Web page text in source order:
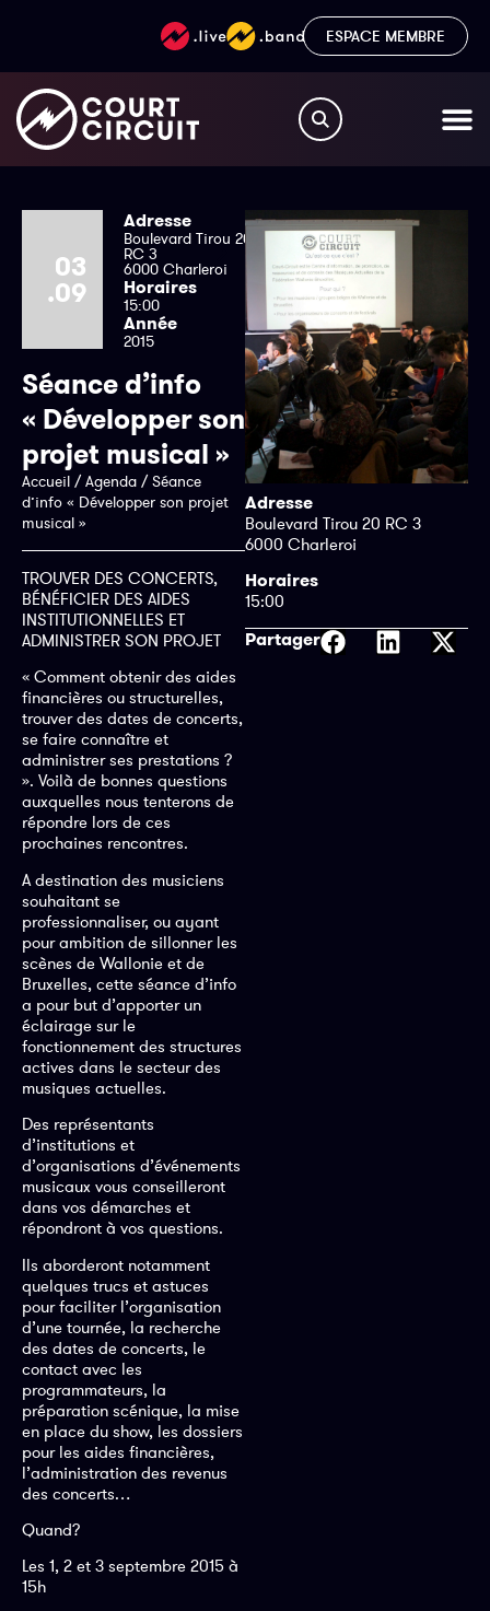
ESPACE MEMBRE
03
.09
Adresse
Boulevard Tirou 20
RC 3
6000 Charleroi
Horaires
15:00
Année
2015
Séance d’info
« Développer son
projet musical »
Accueil /Agenda /Séance
d’info « Développer son projet
musical »
TROUVER DES CONCERTS,
BÉNÉFICIER DES AIDES
INSTITUTIONNELLES ET
ADMINISTRER SON PROJET
« Comment obtenir des aides
financières ou structurelles,
trouver des dates de concerts,
se faire connaître et
administrer ses prestations ?
». Voilà de bonnes questions
auxquelles nous tenterons de
répondre lors de ces
prochaines rencontres.
A destination des musiciens
souhaitant se
professionnaliser, ou ayant
pour ambition de sillonner les
scènes de Wallonie et de
Bruxelles, cette séance d’info
a pour but d’apporter un
éclairage sur le
fonctionnement des structures
actives dans le secteur des
musiques actuelles.
Des représentants
d’institutions et
d’organisations d’événements
musicaux vous conseilleront
dans vos démarches et
répondront à vos questions.
Ils aborderont notamment
quelques trucs et astuces
pour faciliter l’organisation
d’une tournée, la recherche
des dates de concerts, le
contact avec les
programmateurs, la
préparation scénique, la mise
en place du show, les dossiers
pour les aides financières,
l’administration des revenus
des concerts…
Quand?
Les 1, 2 et 3 septembre 2015 à
15h
Adresse
Boulevard Tirou 20 RC 3
6000 Charleroi
Horaires
15:00
Partager